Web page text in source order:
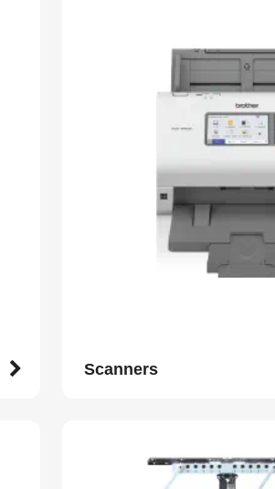
Scanners